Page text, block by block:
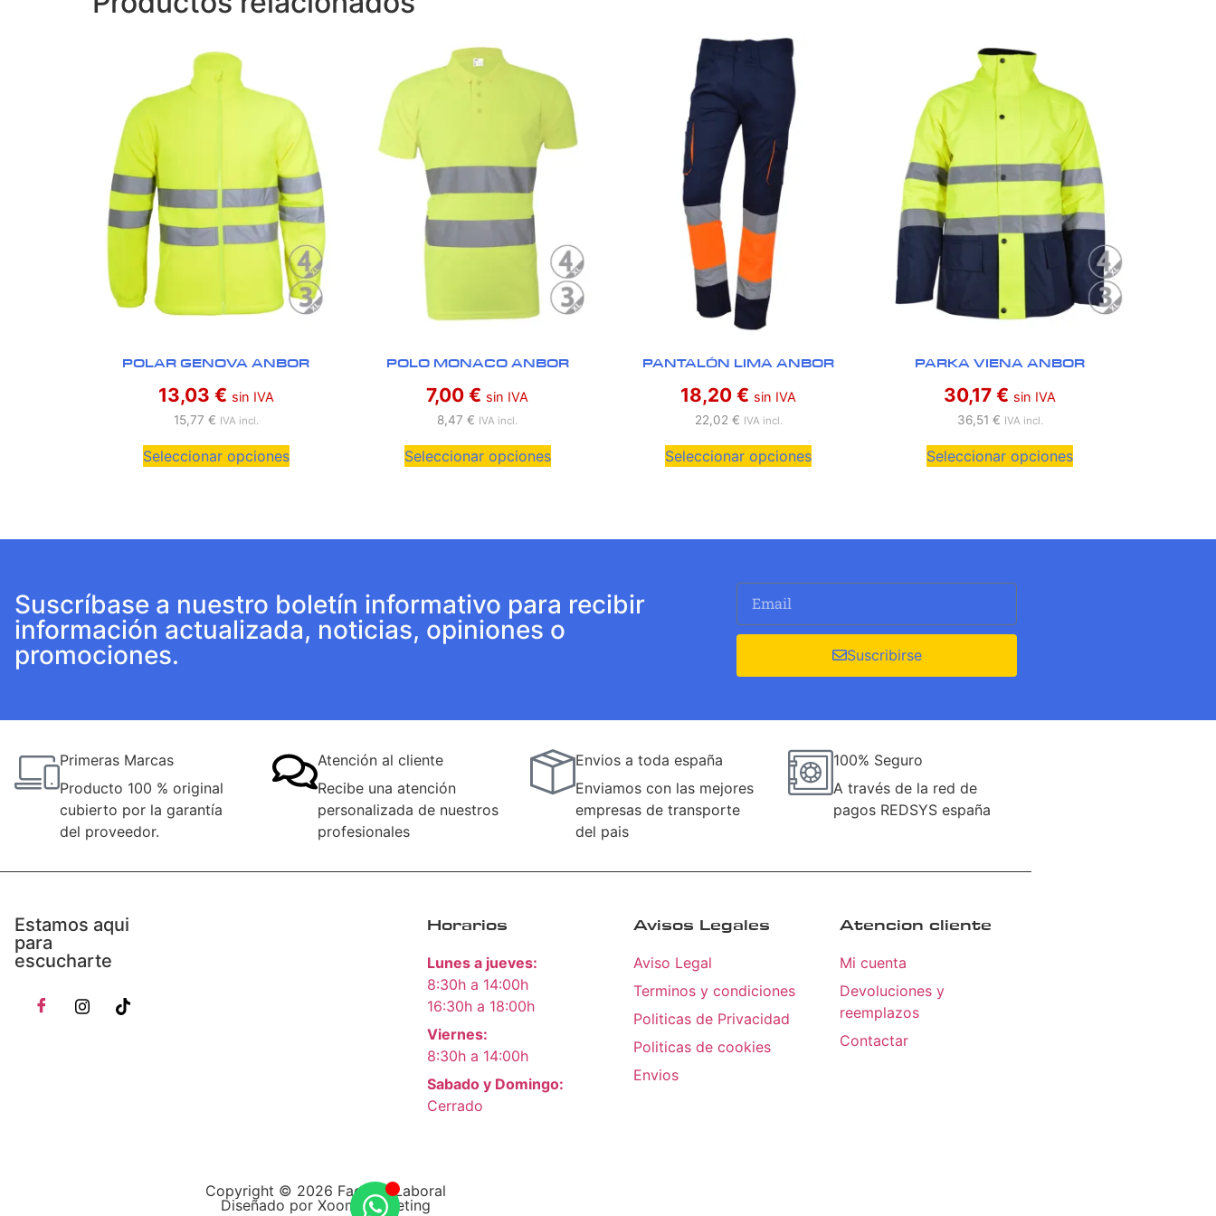
POLAR GENOVA ANBOR
13,03 € sin IVA
15,77 € IVA incl.
Seleccionar opciones
POLO MONACO ANBOR
7,00€ sin IVA
8,47€ IVA incl.
Seleccionar opciones
PANTALÓN LIMA ANBOR
18,20€ sin IVA
22,02 € IVA incl.
Seleccionar opciones
PARKA VIENA ANBOR
30,17€ sin IVA
36,51 € IVA incl.
Seleccionar opciones
Suscríbase a nuestro boletín informativo para recibir
información actualizada, noticias, opiniones o
promociones.
Suscribirse
Primeras Marcas
Producto 100 % original
cubierto por la garantía
del proveedor.
Atención al cliente
Recibe una atención
personalizada de nuestros
profesionales
Envios a toda españa
Enviamos con las mejores
empresas de transporte
del pais
100% Seguro
A través de la red de
pagos REDSYS españa
Estamos aqui
para
escucharte
Horarios
Lunes a jueves:
8:30h a 14:00h
16:30h a 18:00h
Viernes:
8:30h a 14:00h
Sabado y Domingo:
Cerrado
Avisos Legales
Aviso Legal
Terminos y condiciones
Politicas de Privacidad
Politicas de cookies
Envios
Atencion cliente
Mi cuenta
Devoluciones y
reemplazos
Contactar
Copyright © 2026 Factory Laboral
Diseñado por Xoom Marketing